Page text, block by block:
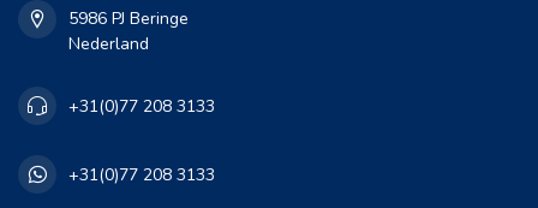
5986 PJ Beringe
Nederland
+31(0)77 208 3133
+31(0)77 208 3133